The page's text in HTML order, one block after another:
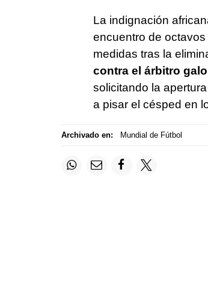
La indignación
encuentro de
medidas tras la
contra el árbitro
solicitando la
a pisar el césped en
Archivado en: Mundial de Fútbol